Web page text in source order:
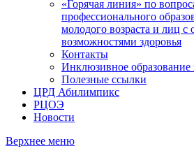
«Горячая линия» по
профессионального
молодого возраста и лиц
возможностями здоровья
Контакты
Инклюзивное образование
Полезные ссылки
ЦРД Абилимпикс
РЦОЭ
Новости
Верхнее меню